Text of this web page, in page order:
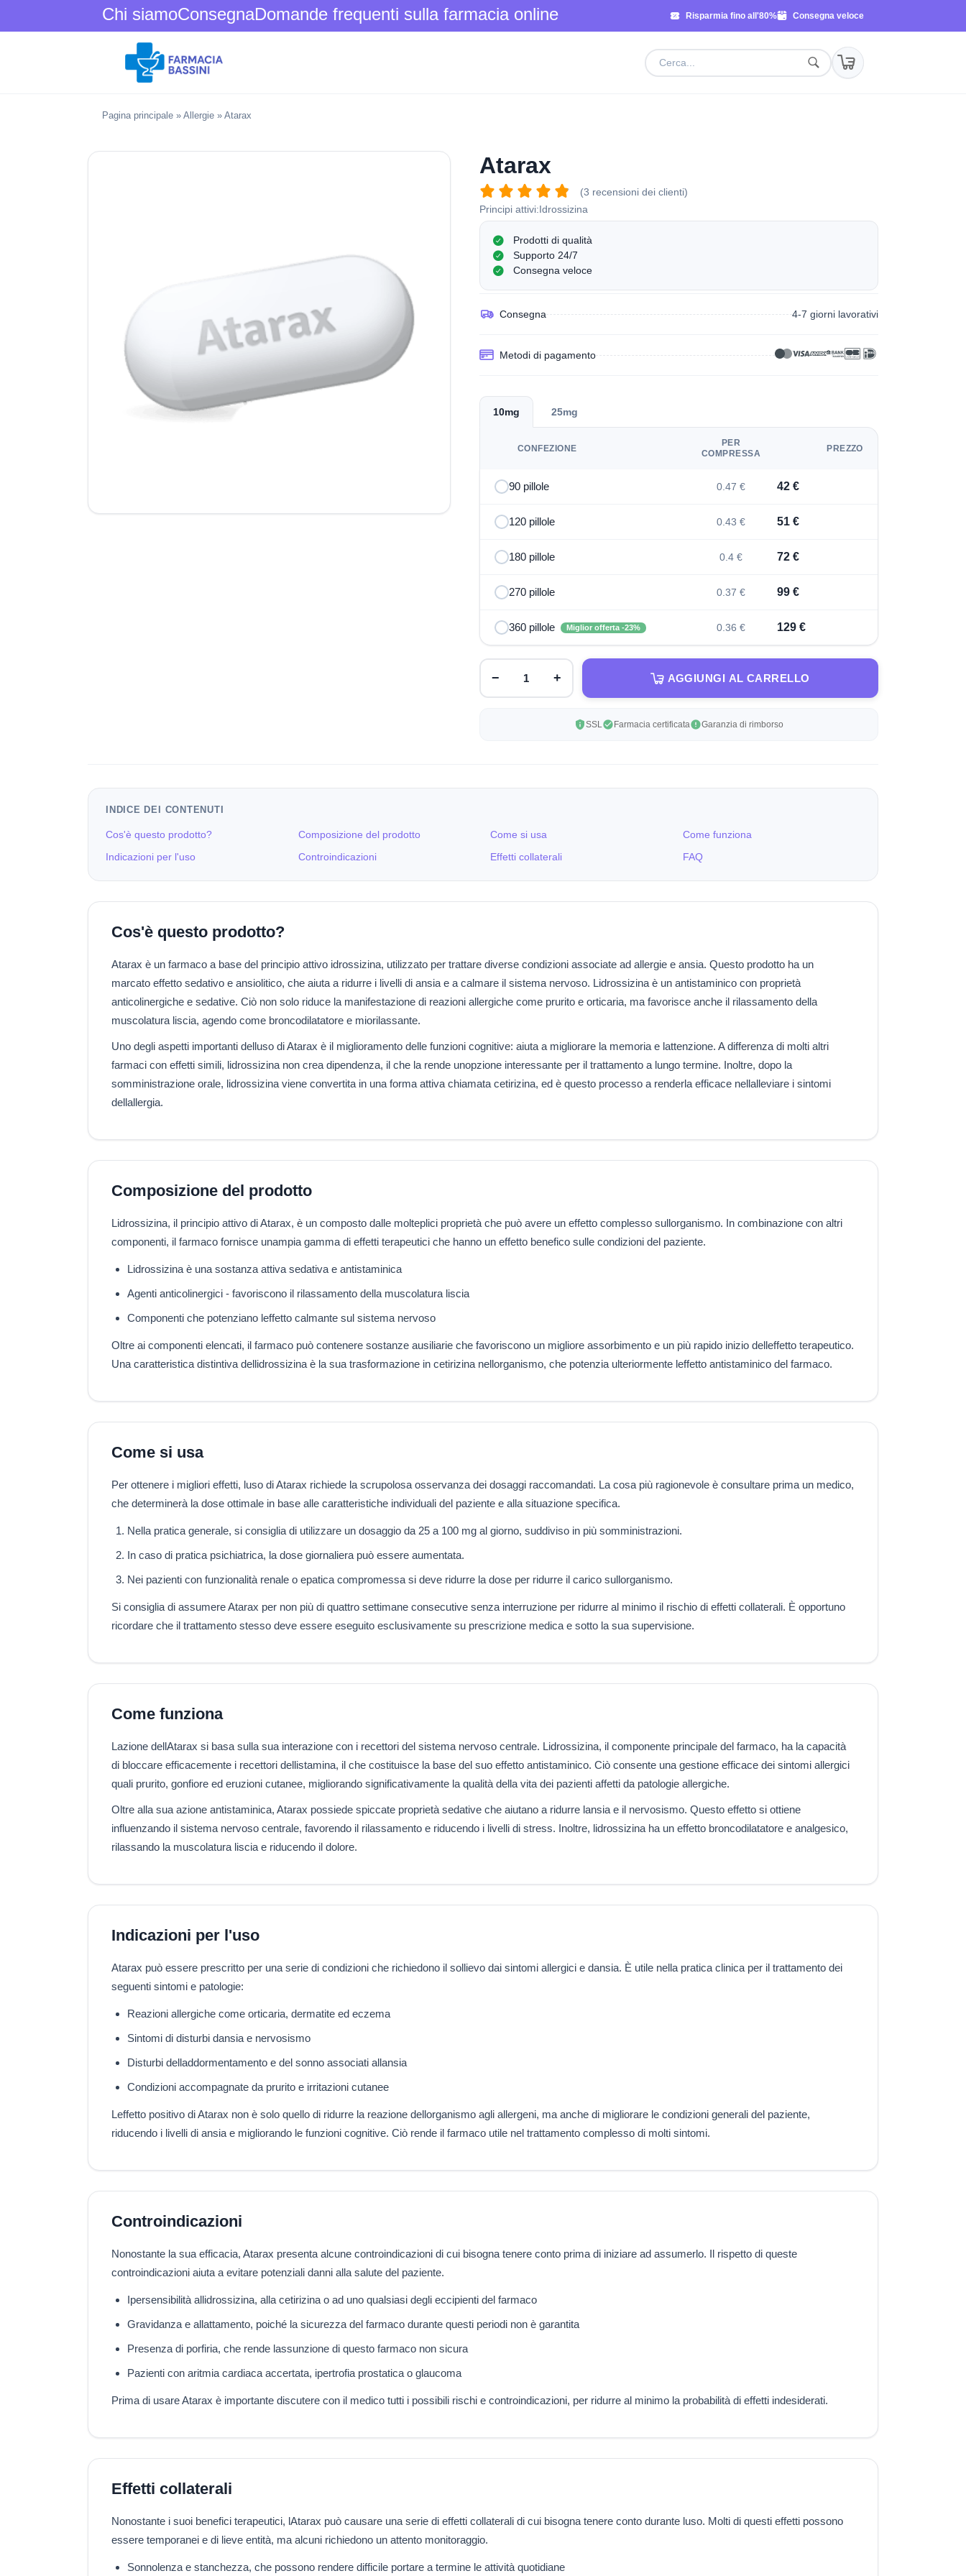
Chi siamoConsegnaDomande frequenti sulla farmacia online Risparmia fino all'80% Consegna veloce
Pagina principale » Allergie » Atarax
Atarax
(3 recensioni dei clienti)
Principi attivi:Idrossizina
Prodotti di qualità
Supporto 24/7
Consegna veloce
Consegna 4-7 giorni lavorativi
Metodi di pagamento
10mg 25mg
CONFEZIONE
PER
COMPRESSA
PREZZO
90 pillole 0.47 € 42 €
120 pillole 0.43 € 51 €
180 pillole 0.4 € 72 €
270 pillole 0.37 € 99 €
360 pillole Miglior offerta -23% 0.36 € 129 €
− + AGGIUNGI AL CARRELLO
SSL Farmacia certificata Garanzia di rimborso
INDICE DEI CONTENUTI
Cos'è questo prodotto? Composizione del prodotto Come si usa
Come funziona
Indicazioni per l'uso
Controindicazioni Effetti collaterali FAQ
Cos'è questo prodotto?
Atarax è un farmaco a base del principio attivo idrossizina, utilizzato per trattare diverse condizioni associate ad allergie e ansia. Questo prodotto ha un
marcato effetto sedativo e ansiolitico, che aiuta a ridurre i livelli di ansia e a calmare il sistema nervoso. Lidrossizina è un antistaminico con proprietà
anticolinergiche e sedative. Ciò non solo riduce la manifestazione di reazioni allergiche come prurito e orticaria, ma favorisce anche il rilassamento della
muscolatura liscia, agendo come broncodilatatore e miorilassante.
Uno degli aspetti importanti delluso di Atarax è il miglioramento delle funzioni cognitive: aiuta a migliorare la memoria e lattenzione. A differenza di molti altri
farmaci con effetti simili, lidrossizina non crea dipendenza, il che la rende unopzione interessante per il trattamento a lungo termine. Inoltre, dopo la
somministrazione orale, lidrossizina viene convertita in una forma attiva chiamata cetirizina, ed è questo processo a renderla efficace nellalleviare i sintomi
dellallergia.
Composizione del prodotto
Lidrossizina, il principio attivo di Atarax, è un composto dalle molteplici proprietà che può avere un effetto complesso sullorganismo. In combinazione con altri
componenti, il farmaco fornisce unampia gamma di effetti terapeutici che hanno un effetto benefico sulle condizioni del paziente.
Lidrossizina è una sostanza attiva sedativa e antistaminica
Agenti anticolinergici - favoriscono il rilassamento della muscolatura liscia
Componenti che potenziano leffetto calmante sul sistema nervoso
Oltre ai componenti elencati, il farmaco può contenere sostanze ausiliarie che favoriscono un migliore assorbimento e un più rapido inizio delleffetto terapeutico.
Una caratteristica distintiva dellidrossizina è la sua trasformazione in cetirizina nellorganismo, che potenzia ulteriormente leffetto antistaminico del farmaco.
Come si usa
Per ottenere i migliori effetti, luso di Atarax richiede la scrupolosa osservanza dei dosaggi raccomandati. La cosa più ragionevole è consultare prima un medico,
che determinerà la dose ottimale in base alle caratteristiche individuali del paziente e alla situazione specifica.
Nella pratica generale, si consiglia di utilizzare un dosaggio da 25 a 100 mg al giorno, suddiviso in più somministrazioni.
In caso di pratica psichiatrica, la dose giornaliera può essere aumentata.
Nei pazienti con funzionalità renale o epatica compromessa si deve ridurre la dose per ridurre il carico sullorganismo.
Si consiglia di assumere Atarax per non più di quattro settimane consecutive senza interruzione per ridurre al minimo il rischio di effetti collaterali. È opportuno
ricordare che il trattamento stesso deve essere eseguito esclusivamente su prescrizione medica e sotto la sua supervisione.
Come funziona
Lazione dellAtarax si basa sulla sua interazione con i recettori del sistema nervoso centrale. Lidrossizina, il componente principale del farmaco, ha la capacità
di bloccare efficacemente i recettori dellistamina, il che costituisce la base del suo effetto antistaminico. Ciò consente una gestione efficace dei sintomi allergici
quali prurito, gonfiore ed eruzioni cutanee, migliorando significativamente la qualità della vita dei pazienti affetti da patologie allergiche.
Oltre alla sua azione antistaminica, Atarax possiede spiccate proprietà sedative che aiutano a ridurre lansia e il nervosismo. Questo effetto si ottiene
influenzando il sistema nervoso centrale, favorendo il rilassamento e riducendo i livelli di stress. Inoltre, lidrossizina ha un effetto broncodilatatore e analgesico,
rilassando la muscolatura liscia e riducendo il dolore.
Indicazioni per l'uso
Atarax può essere prescritto per una serie di condizioni che richiedono il sollievo dai sintomi allergici e dansia. È utile nella pratica clinica per il trattamento dei
seguenti sintomi e patologie:
Reazioni allergiche come orticaria, dermatite ed eczema
Sintomi di disturbi dansia e nervosismo
Disturbi delladdormentamento e del sonno associati allansia
Condizioni accompagnate da prurito e irritazioni cutanee
Leffetto positivo di Atarax non è solo quello di ridurre la reazione dellorganismo agli allergeni, ma anche di migliorare le condizioni generali del paziente,
riducendo i livelli di ansia e migliorando le funzioni cognitive. Ciò rende il farmaco utile nel trattamento complesso di molti sintomi.
Controindicazioni
Nonostante la sua efficacia, Atarax presenta alcune controindicazioni di cui bisogna tenere conto prima di iniziare ad assumerlo. Il rispetto di queste
controindicazioni aiuta a evitare potenziali danni alla salute del paziente.
Ipersensibilità allidrossizina, alla cetirizina o ad uno qualsiasi degli eccipienti del farmaco
Gravidanza e allattamento, poiché la sicurezza del farmaco durante questi periodi non è garantita
Presenza di porfiria, che rende lassunzione di questo farmaco non sicura
Pazienti con aritmia cardiaca accertata, ipertrofia prostatica o glaucoma
Prima di usare Atarax è importante discutere con il medico tutti i possibili rischi e controindicazioni, per ridurre al minimo la probabilità di effetti indesiderati.
Effetti collaterali
Nonostante i suoi benefici terapeutici, lAtarax può causare una serie di effetti collaterali di cui bisogna tenere conto durante luso. Molti di questi effetti possono
essere temporanei e di lieve entità, ma alcuni richiedono un attento monitoraggio.
Sonnolenza e stanchezza, che possono rendere difficile portare a termine le attività quotidiane